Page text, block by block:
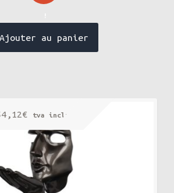
Ajouter au panier
€ Le
prix
actuel
est :
154,12€.
tva incluse